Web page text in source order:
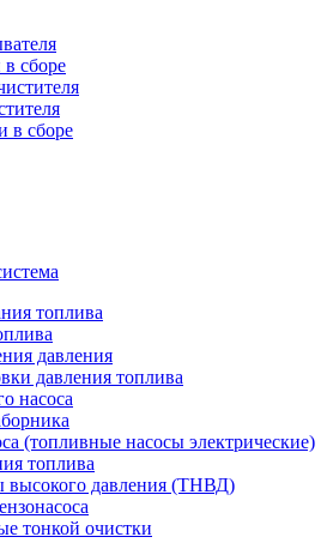
сборе
в сборе
топлива
давления
давления топлива
насоса
(топливные насосы электрические)
топлива
высокого давления (ТНВД)
тонкой очистки